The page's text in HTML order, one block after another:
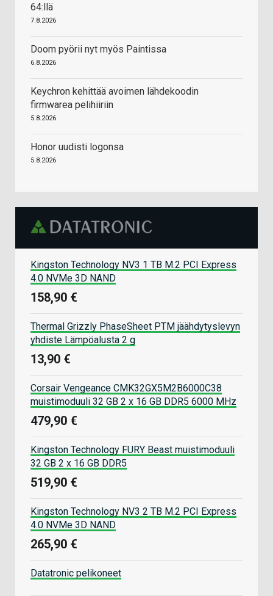
64:llä
7.8.2026
Doom pyörii nyt myös Paintissa
6.8.2026
Keychron kehittää avoimen lähdekoodin
firmwarea pelihiiriin
5.8.2026
Honor uudisti logonsa
5.8.2026
Kingston Technology NV3 1 TB M.2 PCI Express
4.0 NVMe 3D NAND
158,90 €
Thermal Grizzly PhaseSheet PTM jäähdytyslevyn
yhdiste Lämpöalusta 2 g
13,90 €
Corsair Vengeance CMK32GX5M2B6000C38
muistimoduuli 32 GB 2 x 16 GB DDR5 6000 MHz
479,90 €
Kingston Technology FURY Beast muistimoduuli
32 GB 2 x 16 GB DDR5
519,90 €
Kingston Technology NV3 2 TB M.2 PCI Express
4.0 NVMe 3D NAND
265,90 €
Datatronic pelikoneet